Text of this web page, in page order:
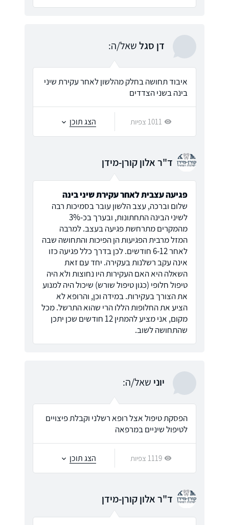
דן סגלשאל/ה:
איבוד תחושה בחלק מהלשון לאחר עקירת שיני
בינה בשני הצדדים
1011 צפיות הצג תוכן
ד"ר אלון קורן-מידן
פגיעה עצבית לאחר עקירת שיני בינה
שלום וברכה, עצב הלשון עובר בסמיכות רבה
לשיני הבינה התחתונות, ובערך בכ-3%
מהמקרים מתרחשת פגיעה בעצב. למרבה
המזל מרבית הפגיעות הן הפיכות והתחושה שבה
לאחר 6-12 חודשים. לכן בדרך כלל פגיעה כזו
אינה עקב רשלנות בעקירה. יחד עם זאת
השאלה היא האם העקירות היו נחוצות ולא היה
טיפול חלופי (כגון טיפול שורש) שיכול היה למנוע
את הצורך בעקירות. במידה וכן, והרופא לא
הציע את החלופות הללו הרי שהוא התרשל. מכל
מקום, אני מציע להמתין 12 חודשים שכן יתכן
שהתחושה לשוב.
יוני שאל/ה:
הפסקת טיפול אצל רופא רשלני וקבלת פיצויים
לטיפול שיניים במרפאה
1119 צפיות הצג תוכן
ד"ר אלון קורן-מידן